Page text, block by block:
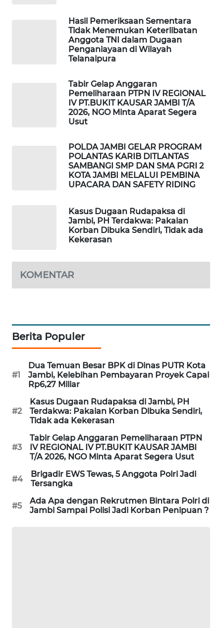
Hasil Pemeriksaan Sementara
Tidak Menemukan Keterlibatan
Anggota TNI dalam Dugaan
Penganiayaan di Wilayah
Telanaipura
Tabir Gelap Anggaran
Pemeliharaan PTPN IV REGIONAL
IV PT.BUKIT KAUSAR JAMBI T/A
2026, NGO Minta Aparat Segera
Usut
POLDA JAMBI GELAR PROGRAM
POLANTAS KARIB DITLANTAS
SAMBANGI SMP DAN SMA PGRI 2
KOTA JAMBI MELALUI PEMBINA
UPACARA DAN SAFETY RIDING
Kasus Dugaan Rudapaksa di
Jambi, PH Terdakwa: Pakaian
Korban Dibuka Sendiri, Tidak ada
Kekerasan
KOMENTAR
Berita Populer
#1
Dua Temuan Besar BPK di Dinas PUTR Kota
Jambi, Kelebihan Pembayaran Proyek Capai
Rp6,27 Miliar
#2
Kasus Dugaan Rudapaksa di Jambi, PH
Terdakwa: Pakaian Korban Dibuka Sendiri,
Tidak ada Kekerasan
#3
Tabir Gelap Anggaran Pemeliharaan PTPN
IV REGIONAL IV PT.BUKIT KAUSAR JAMBI
T/A 2026, NGO Minta Aparat Segera Usut
#4
Brigadir EWS Tewas, 5 Anggota Polri Jadi
Tersangka
#5
Ada Apa dengan Rekrutmen Bintara Polri di
Jambi Sampai Polisi Jadi Korban Penipuan ?
PORTAL
KONSUMEN
ALPERKLINAS
FORJASIDA
TAMBANG
NEWS
SITUNGIR
NEWS
SIDIKALANG
NEWS
SIBARAGAS
NEWS